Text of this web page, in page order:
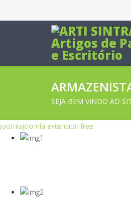
SEJA BEM VINDO AO
joomlajoomla extension free